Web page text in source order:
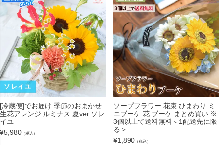
[冷蔵便]でお届け 季節のおまかせ
生花アレンジ ルミナス 夏ver ソレ
イユ
¥5,980 （税込）
ソープフラワー 花束 ひまわり ミ
ニブーケ 花 ブーケ まとめ買い ※
3個以上で送料無料＜1配送先に限
る＞
¥1,890 （税込）